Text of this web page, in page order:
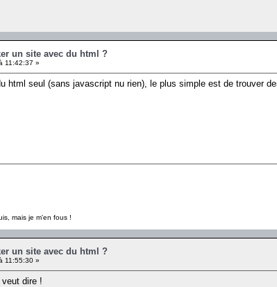
un site avec du html ?
11:42:37 »
html seul (sans javascript nu rien), le plus simple est de trouver
mais je m'en fous !
un site avec du html ?
11:55:30 »
dire !